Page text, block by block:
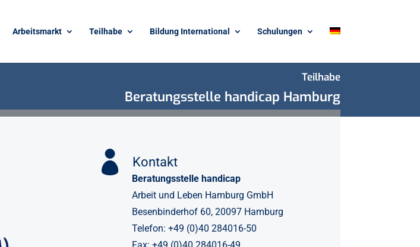
Arbeitsmarkt Teilhabe Bildung International Schulungen
Teilhabe
Beratungsstelle handicap Hamburg
 Kontakt
Beratungsstelle handicap
Arbeit und Leben Hamburg GmbH
Besenbinderhof 60, 20097 Hamburg
Telefon: +49 (0)40 284016-50